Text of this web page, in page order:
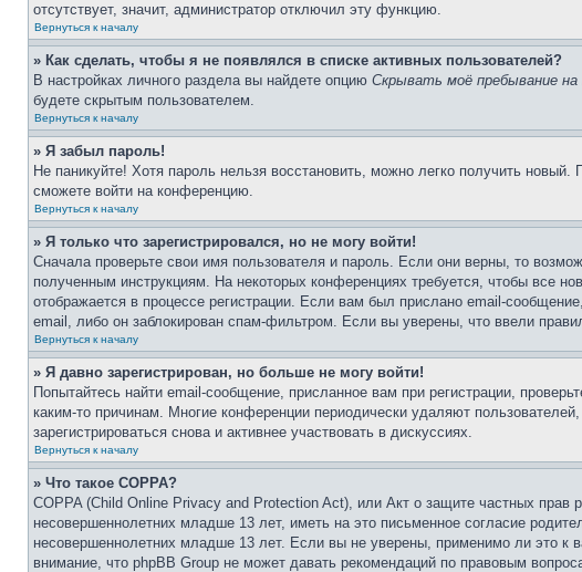
отсутствует, значит, администратор отключил эту функцию.
Вернуться к началу
» Как сделать, чтобы я не появлялся в списке активных пользователей?
В настройках личного раздела вы найдете опцию Скрывать моё пребывание на
будете скрытым пользователем.
Вернуться к началу
» Я забыл пароль!
Не паникуйте! Хотя пароль нельзя восстановить, можно легко получить
сможете войти на конференцию.
Вернуться к началу
» Я только что зарегистрировался, но не могу войти!
Сначала проверьте свои имя пользователя и пароль. Если они верны, то
полученным инструкциям. На некоторых конференциях требуется, чтобы все
отображается в процессе регистрации. Если вам был прислано email-
email, либо он заблокирован спам-фильтром. Если вы уверены, что ввели
Вернуться к началу
» Я давно зарегистрирован, но больше не могу войти!
Попытайтесь найти email-сообщение, присланное вам при регистрации,
каким-то причинам. Многие конференции периодически удаляют
зарегистрироваться снова и активнее участвовать в дискуссиях.
Вернуться к началу
» Что такое COPPA?
COPPA (Child Online Privacy and Protection Act), или Акт о защите частных
несовершеннолетних младше 13 лет, иметь на это письменное согласие
несовершеннолетних младше 13 лет. Если вы не уверены, применимо ли это к
внимание, что phpBB Group не может давать рекомендаций по правовым